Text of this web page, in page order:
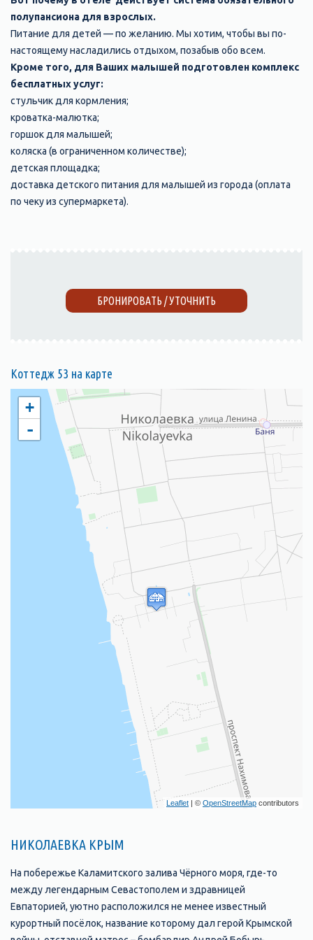
полупансиона для взрослых.
Питание для детей — по желанию. Мы хотим, чтобы вы по-
настоящему насладились отдыхом, позабыв обо всем.
Кроме того, для Ваших малышей подготовлен комплекс
бесплатных услуг:
стульчик для кормления;
кроватка-малютка;
горшок для малышей;
коляска (в ограниченном количестве);
детская площадка;
доставка детского питания для малышей из города (оплата
по чеку из супермаркета).
БРОНИРОВАТЬ / УТОЧНИТЬ
Коттедж 53 на карте
+
-
Leaflet | © OpenStreetMap contributors
НИКОЛАЕВКА КРЫМ
На побережье Каламитского залива Чёрного моря, где-то
между легендарным Севастополем и здравницей
Евпаторией, уютно расположился не менее известный
курортный посёлок, название которому дал герой Крымской